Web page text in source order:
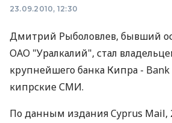
23.09.2010, 12:30
Дмитрий Рыболовлев, бывший
ОАО "Уралкалий", стал
крупнейшего банка Кипра -
кипрские СМИ.
По данным издания Cyprus Mail,